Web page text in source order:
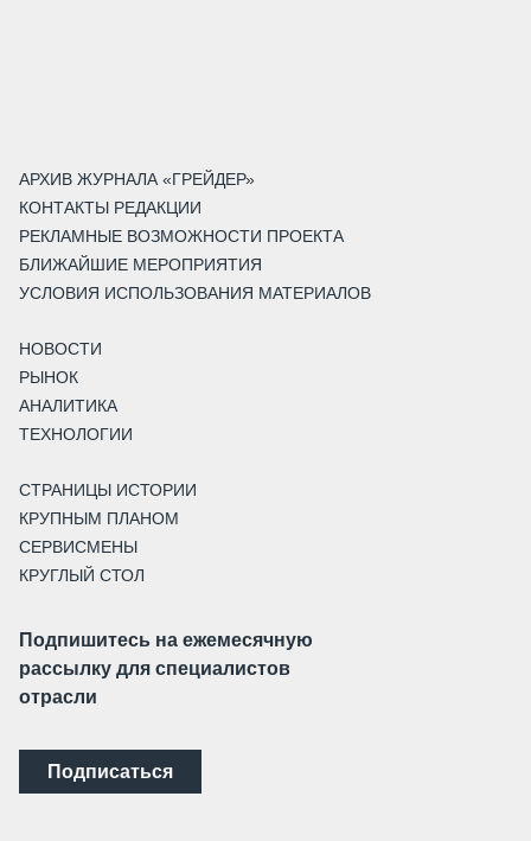
АРХИВ ЖУРНАЛА «ГРЕЙДЕР»
КОНТАКТЫ РЕДАКЦИИ
РЕКЛАМНЫЕ ВОЗМОЖНОСТИ ПРОЕКТА
БЛИЖАЙШИЕ МЕРОПРИЯТИЯ
УСЛОВИЯ ИСПОЛЬЗОВАНИЯ МАТЕРИАЛОВ
НОВОСТИ
РЫНОК
АНАЛИТИКА
ТЕХНОЛОГИИ
СТРАНИЦЫ ИСТОРИИ
КРУПНЫМ ПЛАНОМ
СЕРВИСМЕНЫ
КРУГЛЫЙ СТОЛ
Подпишитесь на ежемесячную
рассылку для специалистов
отрасли
Подписаться